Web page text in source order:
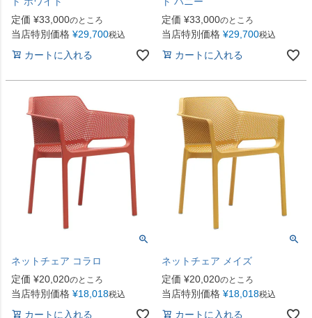
定価 ¥33,000のところ
当店特別価格 ¥29,700税込
カートに入れる
定価 ¥33,000のところ
当店特別価格 ¥29,700税込
カートに入れる
ネットチェア コラロ
定価 ¥20,020のところ
当店特別価格 ¥18,018税込
カートに入れる
ネットチェア メイズ
定価 ¥20,020のところ
当店特別価格 ¥18,018税込
カートに入れる